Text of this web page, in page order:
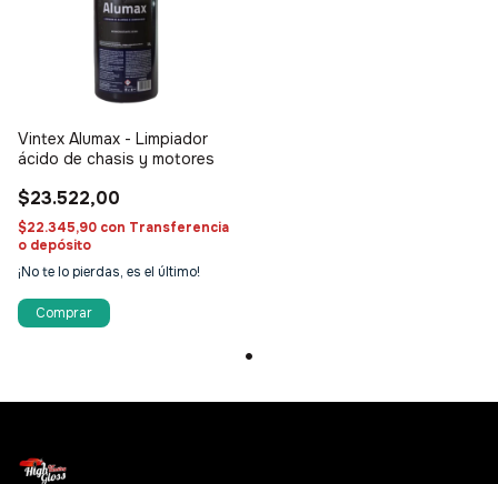
Vintex Alumax - Limpiador
ácido de chasis y motores
$23.522,00
$22.345,90 con Transferencia
o depósito
¡No te lo pierdas, es el último!
Comprar